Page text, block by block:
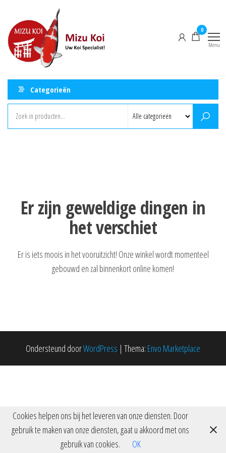
inhoud
0
Menu
Categorieën
Er zijn geweldige dingen in
het verschiet
Er is iets moois in het vooruitzicht! Onze winkel wordt momenteel
gebouwd en zal binnenkort online komen!
Ondersteund doorWordPress | Thema: Envo Marketplace
Cookies helpen ons bij het leveren van onze diensten. Door
gebruik te maken van onze diensten, gaat u akkoord met ons
gebruik van cookies.
OK